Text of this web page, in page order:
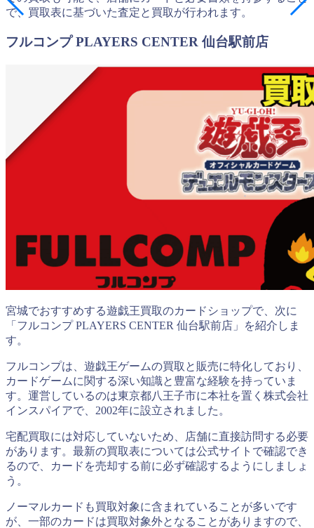
で、買取表に基づいた査定と買取が行われます。
フルコンプ PLAYERS CENTER 仙台駅前店
宮城でおすすめする遊戯王買取のカードショップで、次に
「フルコンプ PLAYERS CENTER 仙台駅前店」を紹介しま
す。
フルコンプは、遊戯王ゲームの買取と販売に特化しており、
カードゲームに関する深い知識と豊富な経験を持っていま
す。運営しているのは東京都八王子市に本社を置く株式会社
インスパイアで、2002年に設立されました。
宅配買取には対応していないため、店舗に直接訪問する必要
があります。最新の買取表については公式サイトで確認でき
るので、カードを売却する前に必ず確認するようにしましょ
う。
ノーマルカードも買取対象に含まれていることが多いです
が、一部のカードは買取対象外となることがありますので、